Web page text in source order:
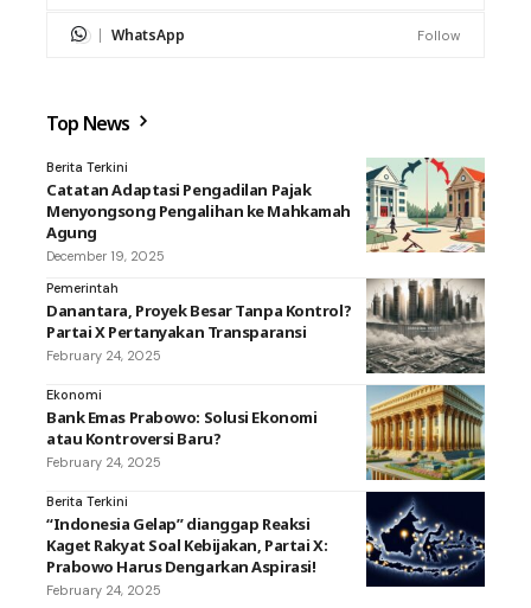
WhatsApp Follow
Top News
Berita Terkini
Catatan Adaptasi Pengadilan Pajak
Menyongsong Pengalihan ke Mahkamah
Agung
December 19, 2025
Pemerintah
Danantara, Proyek Besar Tanpa Kontrol?
Partai X Pertanyakan Transparansi
February 24, 2025
Ekonomi
Bank Emas Prabowo: Solusi Ekonomi
atau Kontroversi Baru?
February 24, 2025
Berita Terkini
“Indonesia Gelap” dianggap Reaksi
Kaget Rakyat Soal Kebijakan, Partai X:
Prabowo Harus Dengarkan Aspirasi!
February 24, 2025